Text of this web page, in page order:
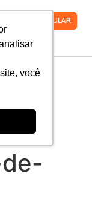
você
VESTIBULAR